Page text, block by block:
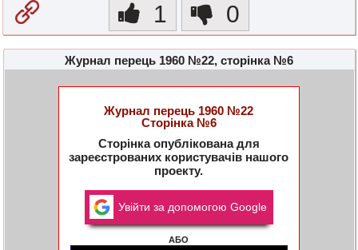
1 0
Журнал перець 1960 №22, сторінка №6
Журнал перець 1960 №22
Сторінка №6
Сторінка опублікована для
зареєстрованих користувачів нашого
проекту.
Увійти за допомогою Google
АБО